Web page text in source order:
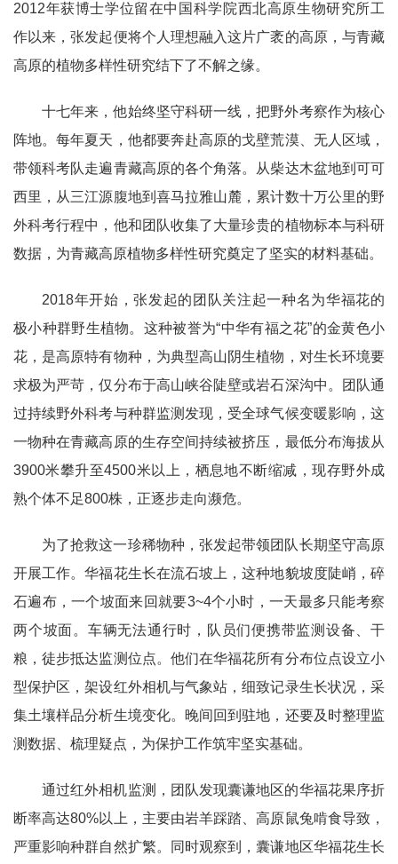
2012年获博士学位留在中国科学院西北高原生物研究所工
作以来，张发起便将个人理想融入这片广袤的高原，与青藏
高原的植物多样性研究结下了不解之缘。
十七年来，他始终坚守科研一线，把野外考察作为核心
阵地。每年夏天，他都要奔赴高原的戈壁荒漠、无人区域，
带领科考队走遍青藏高原的各个角落。从柴达木盆地到可可
西里，从三江源腹地到喜马拉雅山麓，累计数十万公里的野
外科考行程中，他和团队收集了大量珍贵的植物标本与科研
数据，为青藏高原植物多样性研究奠定了坚实的材料基础。
2018年开始，张发起的团队关注起一种名为华福花的
极小种群野生植物。这种被誉为“中华有福之花”的金黄色小
花，是高原特有物种，为典型高山阴生植物，对生长环境要
求极为严苛，仅分布于高山峡谷陡壁或岩石深沟中。团队通
过持续野外科考与种群监测发现，受全球气候变暖影响，这
一物种在青藏高原的生存空间持续被挤压，最低分布海拔从
3900米攀升至4500米以上，栖息地不断缩减，现存野外成
熟个体不足800株，正逐步走向濒危。
为了抢救这一珍稀物种，张发起带领团队长期坚守高原
开展工作。华福花生长在流石坡上，这种地貌坡度陡峭，碎
石遍布，一个坡面来回就要3~4个小时，一天最多只能考察
两个坡面。车辆无法通行时，队员们便携带监测设备、干
粮，徒步抵达监测位点。他们在华福花所有分布位点设立小
型保护区，架设红外相机与气象站，细致记录生长状况，采
集土壤样品分析生境变化。晚间回到驻地，还要及时整理监
测数据、梳理疑点，为保护工作筑牢坚实基础。
通过红外相机监测，团队发现囊谦地区的华福花果序折
断率高达80%以上，主要由岩羊踩踏、高原鼠兔啃食导致，
严重影响种群自然扩繁。同时观察到，囊谦地区华福花生长